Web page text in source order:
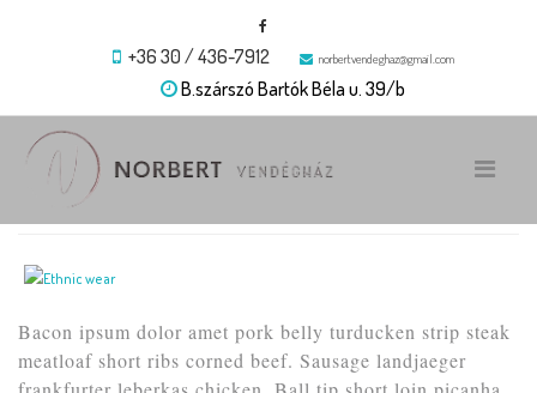
+36 30 / 436-7912 norbertvendeghaz@gmail.com
B.szárszó Bartók Béla u. 39/b
Ethnic wear
Bacon ipsum dolor amet pork belly turducken strip steak
meatloaf short ribs corned beef. Sausage landjaeger